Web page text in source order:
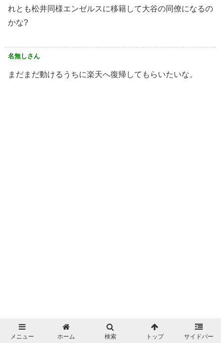
れとも松井同様エンゼルスに移籍して大谷の同僚になるの
かな?
名無しさん
まだまだ動けるうちに楽天へ復帰してもらいたいな。
メニュー ホーム 検索 トップ サイドバー